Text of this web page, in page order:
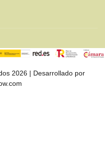
2026 | Desarrollado por